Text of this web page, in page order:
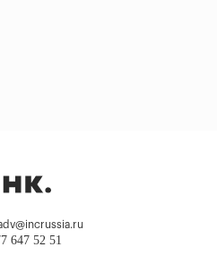
647 52 51